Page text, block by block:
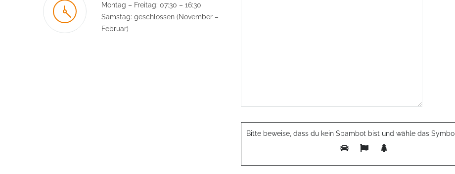
Montag – Freitag: 07:30 – 16:30
Samstag: geschlossen (November –
Februar)
Bitte beweise, dass du kein Spambot bist und wähle das Symbol